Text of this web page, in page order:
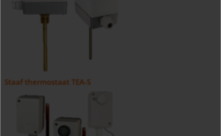
Staaf thermostaat TEA-S